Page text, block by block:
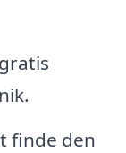
finde den